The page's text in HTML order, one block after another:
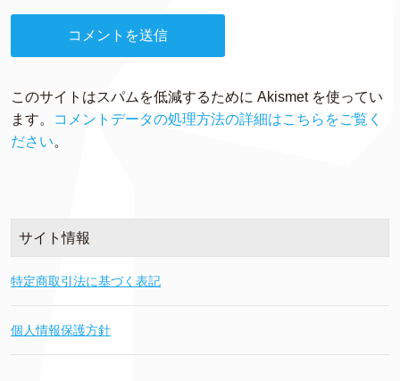
このサイトはスパムを低減するために Akismet を使ってい
ます。
コメントデータの処理方法の詳細はこちらをご覧く
ださい。
サイト情報
特定商取引法に基づく表記
個人情報保護方針